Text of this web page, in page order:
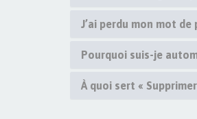
J’ai perdu mon mot de
Pourquoi suis-je
À quoi sert «